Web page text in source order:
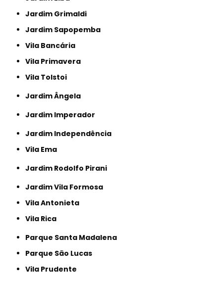
Jardim Grimaldi
Jardim Sapopemba
Vila Bancária
Vila Primavera
Vila Tolstoi
Jardim Ângela
Jardim Imperador
Jardim Independência
Vila Ema
Jardim Rodolfo Pirani
Jardim Vila Formosa
Vila Antonieta
Vila Rica
Parque Santa Madalena
Parque São Lucas
Vila Prudente